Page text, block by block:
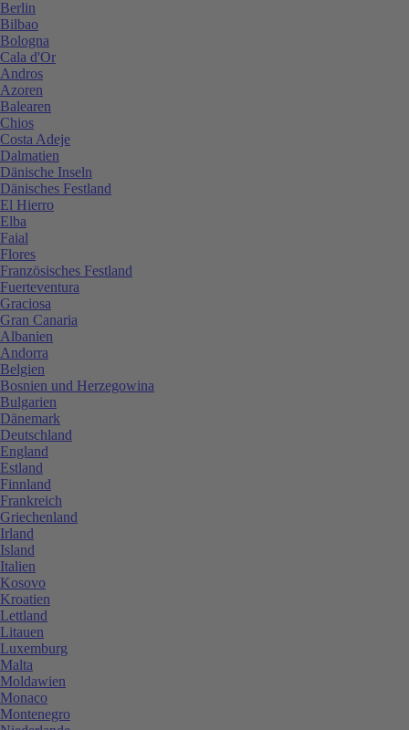
Berlin
Bilbao
Bologna
Cala d'Or
Andros
Azoren
Balearen
Chios
Costa Adeje
Dalmatien
Dänische Inseln
Dänisches Festland
El Hierro
Elba
Faial
Flores
Französisches Festland
Fuerteventura
Graciosa
Gran Canaria
Albanien
Andorra
Belgien
Bosnien und Herzegowina
Bulgarien
Dänemark
Deutschland
England
Estland
Finnland
Frankreich
Griechenland
Irland
Island
Italien
Kosovo
Kroatien
Lettland
Litauen
Luxemburg
Malta
Moldawien
Monaco
Montenegro